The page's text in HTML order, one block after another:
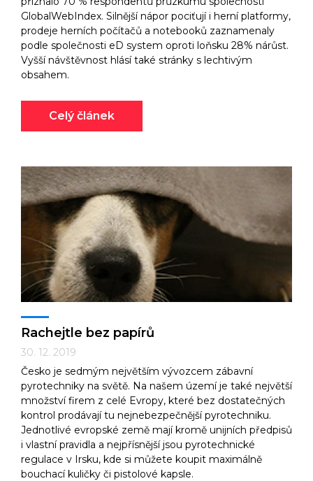
GlobalWebIndex. Silnější nápor pociťují i herní platformy,
prodeje herních počítačů a notebooků zaznamenaly
podle společnosti eD system oproti loňsku 28% nárůst.
Vyšší návštěvnost hlásí také stránky s lechtivým
obsahem.
Celý článek
Rachejtle bez papírů
30. 12. 2019
Česko je sedmým největším vývozcem zábavní
pyrotechniky na světě. Na našem území je také největší
množství firem z celé Evropy, které bez dostatečných
kontrol prodávají tu nejnebezpečnější pyrotechniku.
Jednotlivé evropské země mají kromě unijních předpisů
i vlastní pravidla a nejpřísnější jsou pyrotechnické
regulace v Irsku, kde si můžete koupit maximálně
bouchací kuličky či pistolové kapsle.